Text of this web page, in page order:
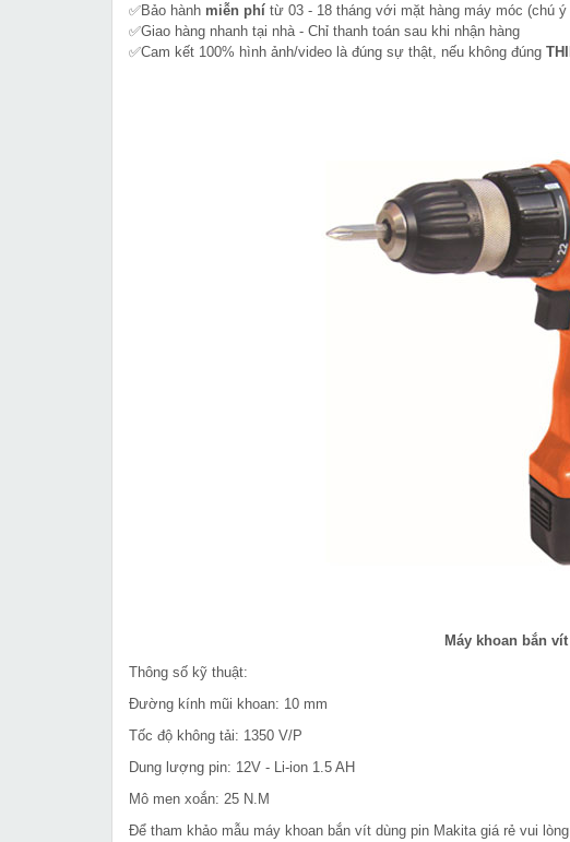
✅Bảo hành miễn phí từ 03 - 18 tháng với mặt hàng máy móc (chú
✅Giao hàng nhanh tại nhà - Chỉ thanh toán sau khi nhận hàng
✅Cam kết 100% hình ảnh/video là đúng sự thật, nếu không đúng
Máy khoan bắn
Thông số kỹ thuật:
Đường kính mũi khoan: 10 mm
Tốc độ không tải: 1350 V/P
Dung lượng pin: 12V - Li-ion 1.5 AH
Mô men xoắn: 25 N.M
Để tham khảo mẫu máy khoan bắn vít dùng pin Makita giá rẻ vui